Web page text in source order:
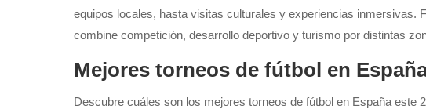
equipos locales, hasta visitas culturales y experiencias inmersivas.
combine competición, desarrollo deportivo y turismo por distintas
Mejores torneos de fútbol en
Descubre cuáles son los mejores torneos de fútbol en España este